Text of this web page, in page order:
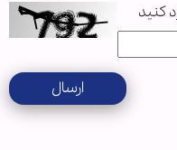
کنید
ارسال